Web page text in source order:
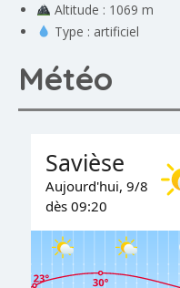
Altitude : 1069 m
Type : artificiel
Météo